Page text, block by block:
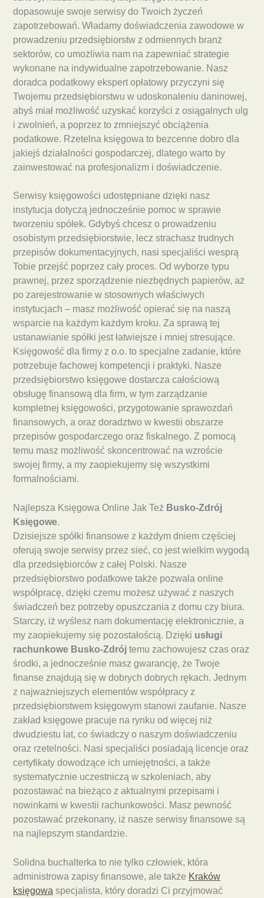
dopasowuje swoje serwisy do Twoich życzeń
zapotrzebowań. Władamy doświadczenia zawodowe w
prowadzeniu przedsiębiorstw z odmiennych branż
sektorów, co umożliwia nam na zapewniać strategie
wykonane na indywidualne zapotrzebowanie. Nasz
doradca podatkowy ekspert opłatowy przyczyni się
Twojemu przedsiębiorstwu w udoskonaleniu daninowej,
abyś miał możliwość uzyskać korzyści z osiągalnych ulg
i zwolnień, a poprzez to zmniejszyć obciążenia
podatkowe. Rzetelna księgowa to bezcenne dobro dla
jakiejś działalności gospodarczej, dlatego warto by
zainwestować na profesjonalizm i doświadczenie.
Serwisy księgowości udostępniane dzięki nasz
instytucja dotyczą jednocześnie pomoc w sprawie
tworzeniu spółek. Gdybyś chcesz o prowadzeniu
osobistym przedsiębiorstwie, lecz strachasz trudnych
przepisów dokumentacyjnych, nasi specjaliści wesprą
Tobie przejść poprzez cały proces. Od wyborze typu
prawnej, przez sporządzenie niezbędnych papierów, aż
po zarejestrowanie w stosownych właściwych
instytucjach – masz możliwość opierać się na naszą
wsparcie na każdym każdym kroku. Za sprawą tej
ustanawianie spółki jest łatwiejsze i mniej stresujące.
Księgowość dla firmy z o.o. to specjalne zadanie, które
potrzebuje fachowej kompetencji i praktyki. Nasze
przedsiębiorstwo księgowe dostarcza całościową
obsługę finansową dla firm, w tym zarządzanie
kompletnej księgowości, przygotowanie sprawozdań
finansowych, a oraz doradztwo w kwestii obszarze
przepisów gospodarczego oraz fiskalnego. Z pomocą
temu masz możliwość skoncentrować na wzroście
swojej firmy, a my zaopiekujemy się wszystkimi
formalnościami.
Najlepsza Księgowa Online Jak Też Busko-Zdrój
Księgowe.
Dzisiejsze spółki finansowe z każdym dniem częściej
oferują swoje serwisy przez sieć, co jest wielkim wygodą
dla przedsiębiorców z całej Polski. Nasze
przedsiębiorstwo podatkowe także pozwala online
współpracę, dzięki czemu możesz używać z naszych
świadczeń bez potrzeby opuszczania z domu czy biura.
Starczy, iż wyślesz nam dokumentację elektronicznie, a
my zaopiekujemy się pozostałością. Dzięki usługi
rachunkowe Busko-Zdrój temu zachowujesz czas oraz
środki, a jednocześnie masz gwarancję, że Twoje
finanse znajdują się w dobrych dobrych rękach. Jednym
z najważniejszych elementów współpracy z
przedsiębiorstwem księgowym stanowi zaufanie. Nasze
zakład księgowe pracuje na rynku od więcej niż
dwudziestu lat, co świadczy o naszym doświadczeniu
oraz rzetelności. Nasi specjaliści posiadają licencje oraz
certyfikaty dowodzące ich umiejętności, a także
systematycznie uczestniczą w szkoleniach, aby
pozostawać na bieżąco z aktualnymi przepisami i
nowinkami w kwestii rachunkowości. Masz pewność
pozostawać przekonany, iż nasze serwisy finansowe są
na najlepszym standardzie.
Solidna buchalterka to nie tylko człowiek, która
administrowa zapisy finansowe, ale także Kraków
księgowa specjalista, który doradzi Ci przyjmować